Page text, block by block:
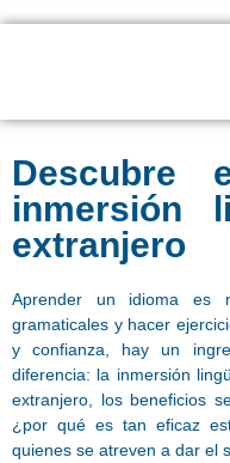
inmersión
extranjero
Aprender un idioma es
gramaticales y hacer
y confianza, hay un
diferencia: la inmersión
extranjero, los beneficios
¿por qué es tan eficaz
quienes se atreven a dar el